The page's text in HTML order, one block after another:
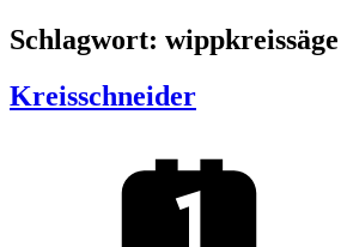
Schlagwort: wippkreissäge
Kreisschneider